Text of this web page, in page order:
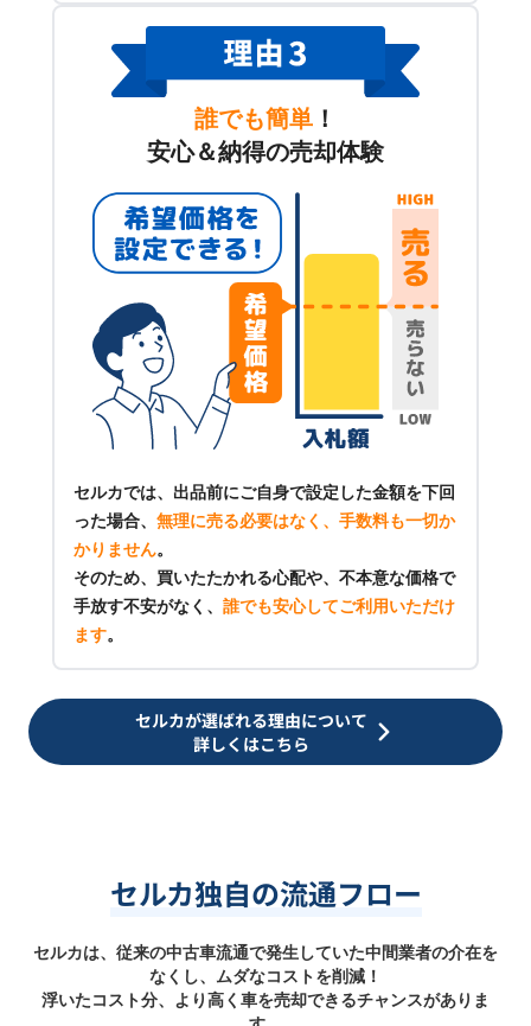
誰でも簡単 ！
安心＆納得の売却体験
セルカでは、出品前にご自身で設定した金額を下回
った場合、 無理に売る必要はなく、手数料も一切か
かりません。
そのため、買いたたかれる心配や、不本意な価格で
手放す不安がなく、 誰でも安心してご利用いただけ
ます。
セルカが選ばれる理由について
詳しくはこちら
セルカ独自の流通フロー
セルカは、従来の中古車流通で発生していた中間業者の介在を
なくし、ムダなコストを削減！
浮いたコスト分、より高く車を売却できるチャンスがありま